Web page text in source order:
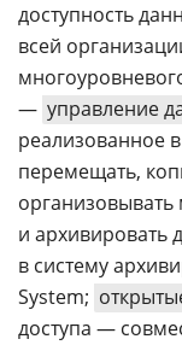
доступность
всей
— управление
реализованное
перемещать,
и архивировать
в систему
System;
доступа —